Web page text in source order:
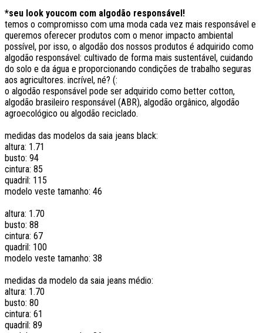
*seu look youcom com algodão responsável!
temos o compromisso com uma moda cada vez mais responsável e
queremos oferecer produtos com o menor impacto ambiental
possível, por isso, o algodão dos nossos produtos é adquirido como
algodão responsável: cultivado de forma mais sustentável, cuidando
do solo e da água e proporcionando condições de trabalho seguras
aos agricultores. incrível, né? (:
o algodão responsável pode ser adquirido como better cotton,
algodão brasileiro responsável (ABR), algodão orgânico, algodão
agroecológico ou algodão reciclado.
medidas das modelos da saia jeans black:
altura: 1.71
busto: 94
cintura: 85
quadril: 115
modelo veste tamanho: 46
altura: 1.70
busto: 88
cintura: 67
quadril: 100
modelo veste tamanho: 38
medidas da modelo da saia jeans médio:
altura: 1.70
busto: 80
cintura: 61
quadril: 89